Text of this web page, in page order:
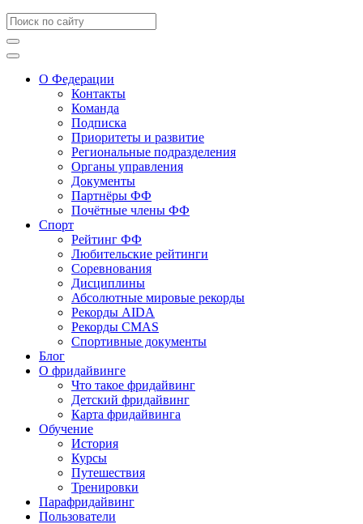
О Федерации
Контакты
Команда
Подписка
Приоритеты и развитие
Региональные подразделения
Органы управления
Документы
Партнёры ФФ
Почётные члены ФФ
Спорт
Рейтинг ФФ
Любительские рейтинги
Соревнования
Дисциплины
Абсолютные мировые рекорды
Рекорды AIDA
Рекорды CMAS
Спортивные документы
Блог
О фридайвинге
Что такое фридайвинг
Детский фридайвинг
Карта фридайвинга
Обучение
История
Курсы
Путешествия
Тренировки
Парафридайвинг
Пользователи